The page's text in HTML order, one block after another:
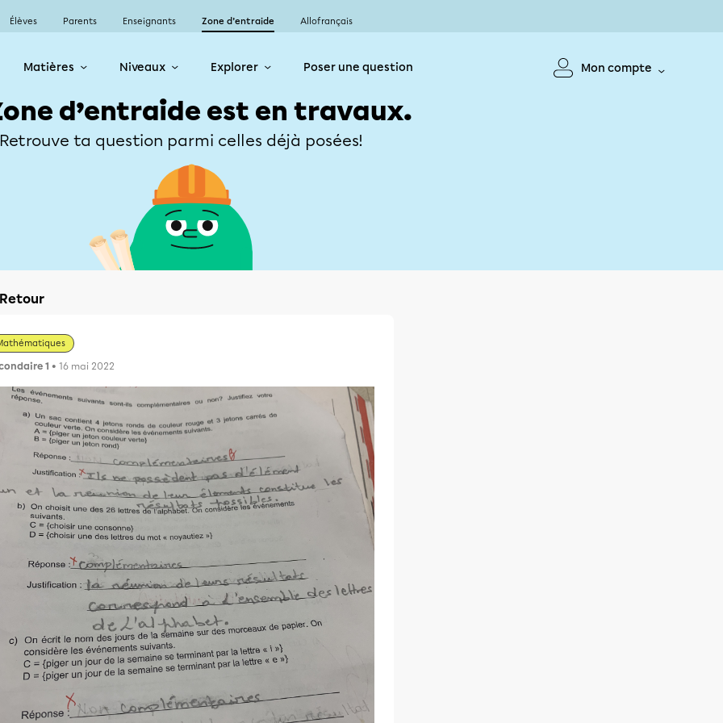
Élèves Parents Enseignants Zone d’entraide Allofrançais
Matières Niveaux Explorer Poser une question Mon compte
d’entraide est en travaux.
ta question parmi celles déjà posées!
Retour
1 • 16 mai 2022